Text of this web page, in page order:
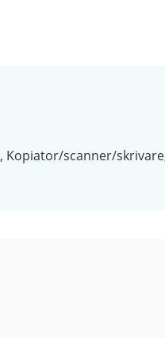
Kopiator/scanner/skrivare